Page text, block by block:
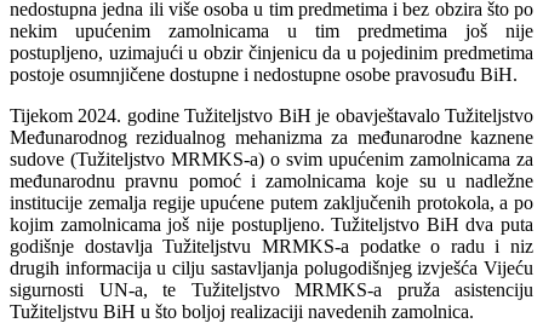
nedostupna jedna ili više osoba u tim predmetima i bez obzira što po
nekim upućenim zamolnicama u tim predmetima još nije
postupljeno, uzimajući u obzir činjenicu da u pojedinim predmetima
postoje osumnjičene dostupne i nedostupne osobe pravosuđu BiH.
Tijekom 2024. godine Tužiteljstvo BiH je obavještavalo Tužiteljstvo
Međunarodnog rezidualnog mehanizma za međunarodne kaznene
sudove (Tužiteljstvo MRMKS-a) o svim upućenim zamolnicama za
međunarodnu pravnu pomoć i zamolnicama koje su u nadležne
institucije zemalja regije upućene putem zaključenih protokola, a po
kojim zamolnicama još nije postupljeno. Tužiteljstvo BiH dva puta
godišnje dostavlja Tužiteljstvu MRMKS-a podatke o radu i niz
drugih informacija u cilju sastavljanja polugodišnjeg izvješća Vijeću
sigurnosti UN-a, te Tužiteljstvo MRMKS-a pruža asistenciju
Tužiteljstvu BiH u što boljoj realizaciji navedenih zamolnica.